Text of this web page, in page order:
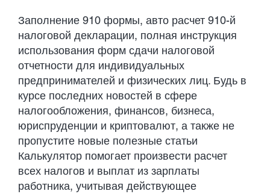
Заполнение 910 формы, авто расчет 910-й
налоговой декларации, полная инструкция
использования форм сдачи налоговой
отчетности для индивидуальных
предпринимателей и физических лиц. Будь в
курсе последних новостей в сфере
налогообложения, финансов, бизнеса,
юриспруденции и криптовалют, а также не
пропустите новые полезные статьи
Калькулятор помогает произвести расчет
всех налогов и выплат из зарплаты
работника, учитывая действующее